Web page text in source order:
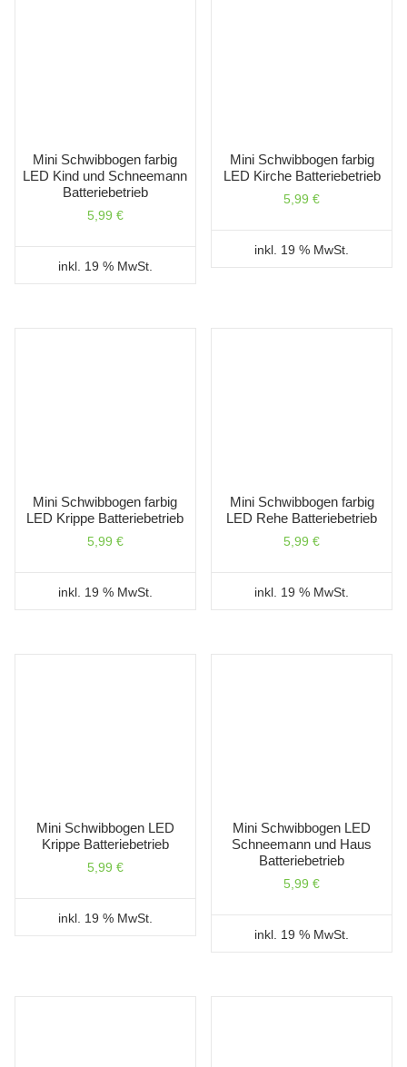
Mini Schwibbogen farbig
LED Kind und Schneemann
Batteriebetrieb
5,99 €
inkl. 19 % MwSt.
Mini Schwibbogen farbig
LED Kirche Batteriebetrieb
5,99€
inkl. 19 % MwSt.
Mini Schwibbogen farbig
LED Krippe Batteriebetrieb
5,99 €
inkl. 19 % MwSt.
Mini Schwibbogen farbig
LED Rehe Batteriebetrieb
5,99€
inkl. 19 % MwSt.
Mini Schwibbogen LED
Krippe Batteriebetrieb
5,99 €
inkl. 19 % MwSt.
Mini Schwibbogen LED
Schneemann und Haus
Batteriebetrieb
5,99€
inkl. 19 % MwSt.